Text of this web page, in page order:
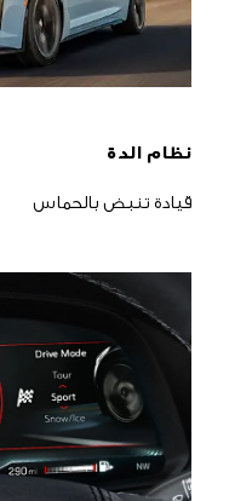
نظام الدة
قيادة تنبض بالحماس